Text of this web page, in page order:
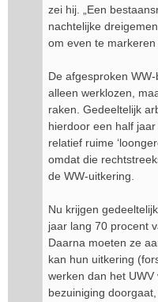
zei hij. „Een
nachtelijke
om even te markeren
De afgesproken
alleen werklozen,
raken. Gedeeltelijk
hierdoor een half
relatief ruime
omdat die
de WW-uitkering.
Nu krijgen
jaar lang 70 procent
Daarna moeten ze
kan hun uitkering
werken dan het UWV
bezuiniging